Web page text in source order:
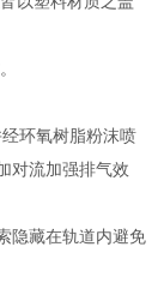
环氧树脂粉沫喷
对流加强排气效
隐藏在轨道内避免